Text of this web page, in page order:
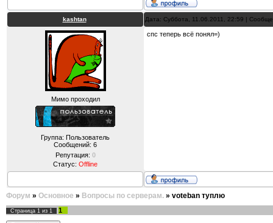
kashtan Дата: Суббота, 11.06.2011, 22:59 |
Мимо проходил
Группа: Пользователь
Сообщений: 6
Репутация: 0
Статус: Offline
спс теперь всё понял=)
Форум » Основное » Вопросы по серверам. » voteban туплю
Страница 1 из 1 1